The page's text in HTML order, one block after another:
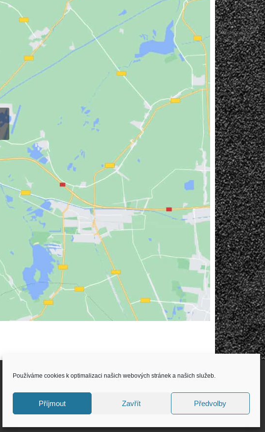
Používáme cookies k optimalizaci našich webových stránek a našich služeb.
Příjmout Zavřít Předvolby